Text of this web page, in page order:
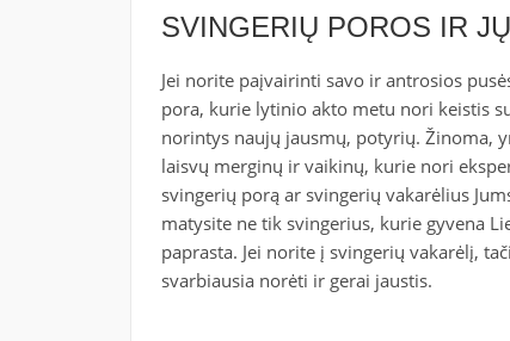
SVINGERIŲ POROS IR
Jei norite paįvairinti savo ir antrosios
pora, kurie lytinio akto metu nori keistis
norintys naujų jausmų, potyrių. Žinoma,
laisvų merginų ir vaikinų, kurie nori
svingerių porą ar svingerių vakarėlius
matysite ne tik svingerius, kurie gyvena
paprasta. Jei norite į svingerių vakarėlį,
svarbiausia norėti ir gerai jaustis.